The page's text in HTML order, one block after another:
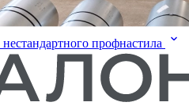
профнастила